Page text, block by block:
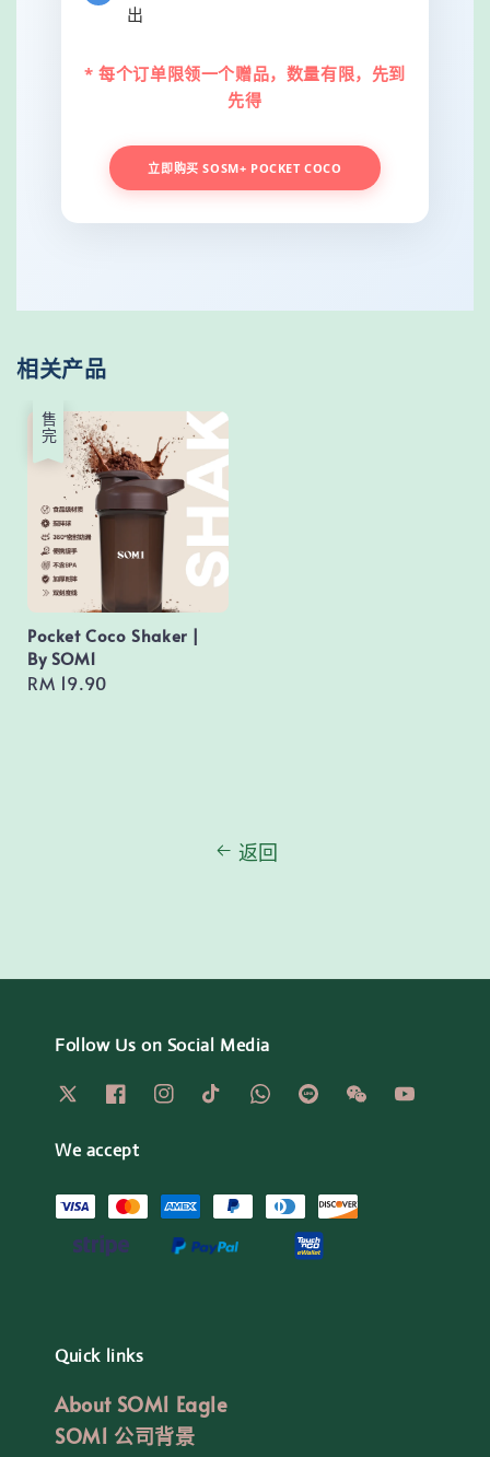
出
* 每个订单限领一个赠品，数量有限，先到
先得
立即购买 SOSM+ POCKET COCO
相关产品
售完
Pocket Coco Shaker |
By SOM1
Regular
RM 19.90
返回
Follow Us on Social Media
We accept
Quick links
About SOM1 Eagle
SOM1 公司背景